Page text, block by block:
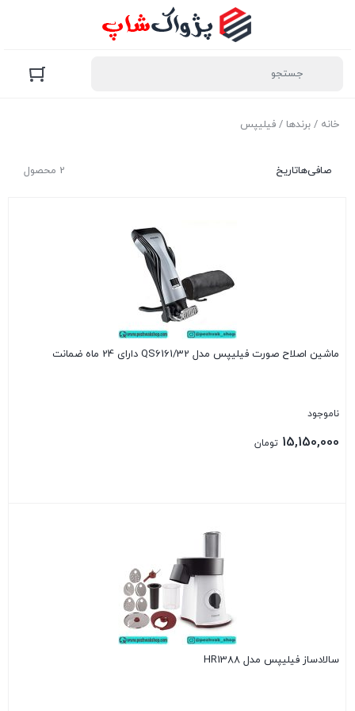
خانه / برندها / فیلیپس
2 محصول صافی‌هاتاریخ
ماشین اصلاح صورت فیلیپس مدل QS6161/32 دارای 24 ماه ضمانت
ناموجود
15,150,000 تومان
سالادساز فیلیپس مدل HR1388